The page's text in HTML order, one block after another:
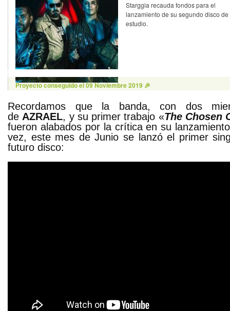
Recordamos que la banda, con dos
de AZRAEL, y su primer trabajo «The Chosen
fueron alabados por la crítica en su
vez, este mes de Junio se lanzó el primer
futuro disco: